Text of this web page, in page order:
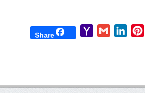
Blogger
Pinterest
LinkedIn
Gmail
Yahoo
Share